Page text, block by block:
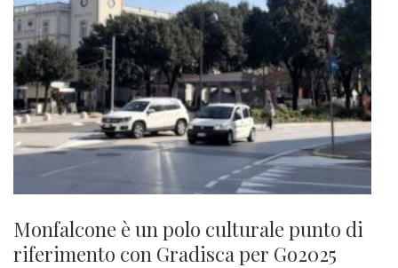
Monfalcone è un polo culturale punto di
riferimento con Gradisca per Go2025